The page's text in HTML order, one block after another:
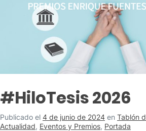
#HiloTesis 2026
Publicado el 4 de junio de 2024 en Tablón
Actualidad, Eventos y Premios, Portada